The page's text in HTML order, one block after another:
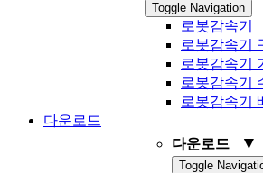
Toggle Navigation
로봇감속기
로봇감속기
로봇감속기
로봇감속기
로봇감속기
다운로드
다운로드
▼
Toggle